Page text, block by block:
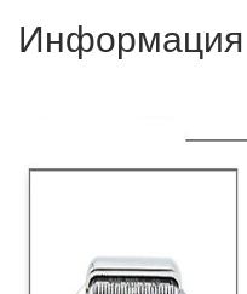
Информация